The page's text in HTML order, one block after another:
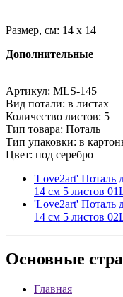
Размер, см: 14 x 14
Дополнительные
Артикул: MLS-145
Вид потали: в листах
Количество листов: 5
Тип товара: Поталь
Тип упаковки: в
Цвет: под серебро
'Love2art' Поталь
14 см 5 листов
'Love2art' Поталь
14 см 5 листов
Основные
Главная